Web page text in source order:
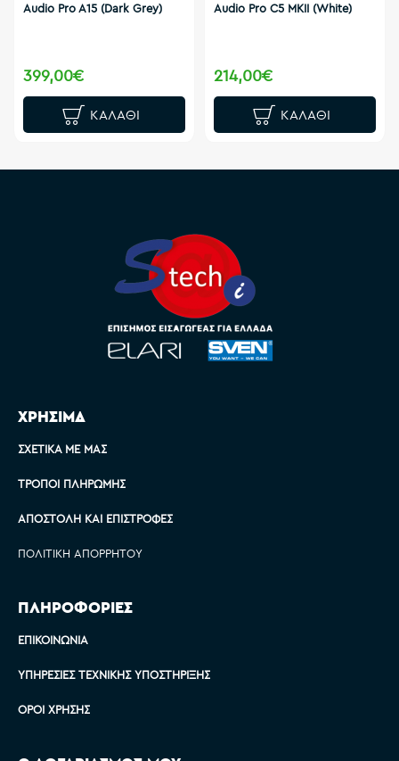
Audio Pro A15 (Dark Grey)
399,00€
ΚΑΛΆΘΙ
Audio Pro C5 MΚΙΙ (White)
214,00€
ΚΑΛΆΘΙ
ΧΡΗΣΙΜΑ
ΣΧΕΤΙΚΆ ΜΕ ΜΑΣ
ΤΡΌΠΟΙ ΠΛΗΡΩΜΉΣ
ΑΠΟΣΤΟΛΉ ΚΑΙ ΕΠΙΣΤΡΟΦΈΣ
ΠΟΛΙΤΙΚΉ ΑΠΟΡΡΉΤΟΥ
ΠΛΗΡΟΦΟΡΙΕΣ
ΕΠΙΚΟΙΝΩΝΊΑ
ΥΠΗΡΕΣΊΕΣ ΤΕΧΝΙΚΉΣ ΥΠΟΣΤΉΡΙΞΗΣ
ΌΡΟΙ ΧΡΉΣΗΣ